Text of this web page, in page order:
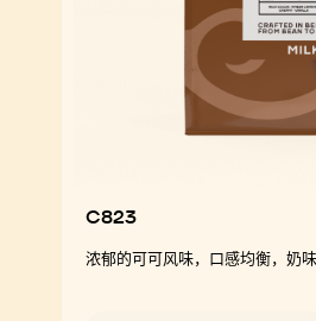
C823
浓郁的可可风味，口感均衡，奶